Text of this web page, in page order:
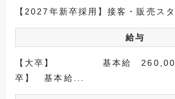
【2027年新卒採用】接客・販売ス
給与
【大卒】 基本給 260,000
卒】 基本給...